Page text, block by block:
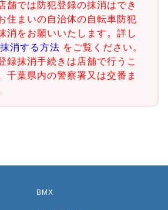
舗では防犯登録の抹消はでき
住まいの自治体の自転車防犯
消をお願いいたします。詳し
消する方法 をご覧ください。
録抹消手続きは店舗で行うこ
千葉県内の警察署又は交番ま
BMX